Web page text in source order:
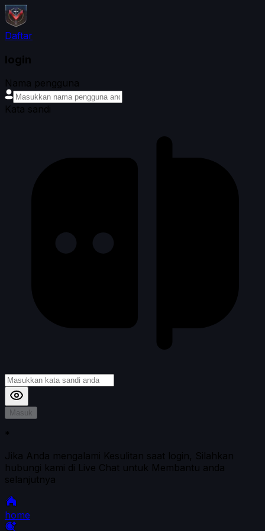
Daftar
login
Nama pengguna
Kata sandi
Masuk
*
Jika Anda mengalami Kesulitan saat login, Silahkan
hubungi kami di Live Chat untuk Membantu anda
selanjutnya
home